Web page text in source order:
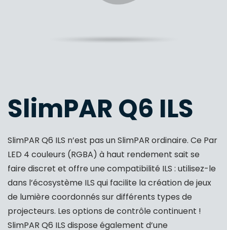
SlimPAR Q6 ILS
SlimPAR Q6 ILS n’est pas un SlimPAR ordinaire. Ce Par
LED 4 couleurs (RGBA) à haut rendement sait se
faire discret et offre une compatibilité ILS : utilisez-le
dans l’écosystème ILS qui facilite la création de jeux
de lumière coordonnés sur différents types de
projecteurs. Les options de contrôle continuent !
SlimPAR Q6 ILS dispose également d’une